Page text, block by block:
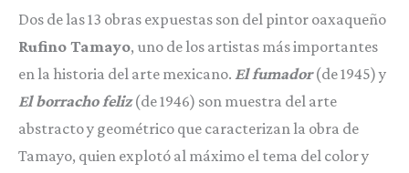
Dos de las 13 obras expuestas son del pintor oaxaqueño
Rufino Tamayo, uno de los artistas más importantes
en la historia del arte mexicano. El fumador(de 1945) y
El borracho feliz(de 1946) son muestra del arte
abstracto y geométrico que caracterizan la obra de
Tamayo, quien explotó al máximo el tema del color y